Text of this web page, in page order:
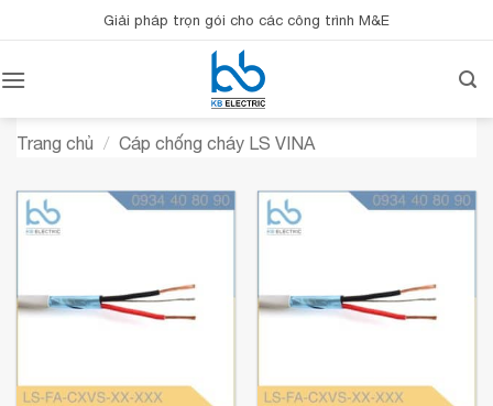
qua
dung
Giải pháp trọn gói cho các công trình M&E
Trang chủ / Cáp chống cháy LS VINA